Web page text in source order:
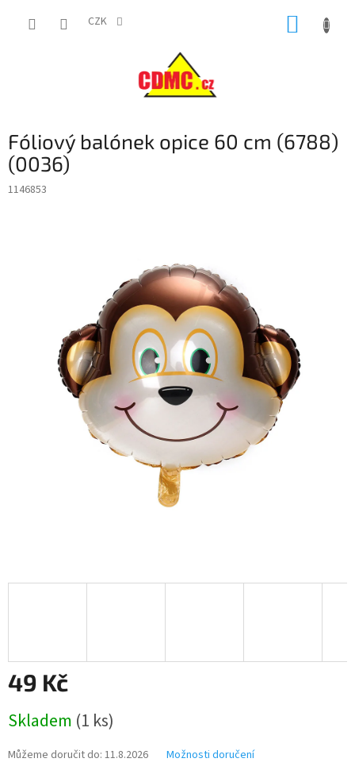
CZK
Fóliový balónek opice 60 cm (6788)
(0036)
1146853
49 Kč
cena:
Skladem (1 ks)
Můžeme doručit do: 11.8.2026 Možnosti doručení